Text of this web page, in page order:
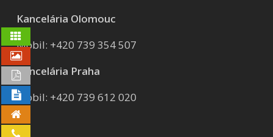
Kancelária Olomouc
Mobil: +420 739 354 507
Kancelária Praha
Mobil: +420 739 612 020